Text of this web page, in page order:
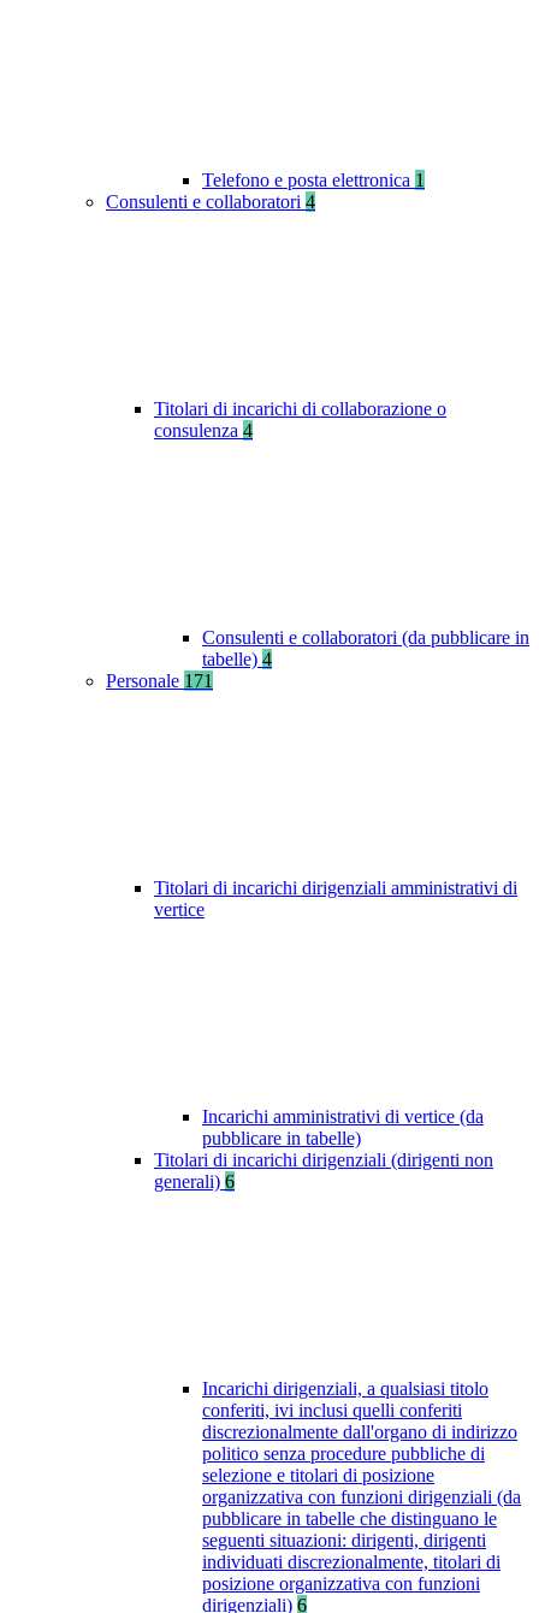
Telefono e posta elettronica 1
Consulenti e collaboratori 4
Titolari di incarichi di collaborazione o
consulenza 4
Consulenti e collaboratori (da pubblicare in
tabelle) 4
Personale 171
Titolari di incarichi dirigenziali amministrativi di
vertice
Incarichi amministrativi di vertice (da
pubblicare in tabelle)
Titolari di incarichi dirigenziali (dirigenti non
generali) 6
Incarichi dirigenziali, a qualsiasi titolo
conferiti, ivi inclusi quelli conferiti
discrezionalmente dall'organo di indirizzo
politico senza procedure pubbliche di
selezione e titolari di posizione
organizzativa con funzioni dirigenziali (da
pubblicare in tabelle che distinguano le
seguenti situazioni: dirigenti, dirigenti
individuati discrezionalmente, titolari di
posizione organizzativa con funzioni
dirigenziali) 6